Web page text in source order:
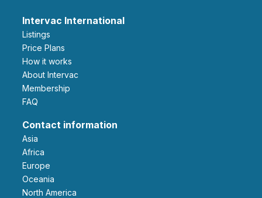
Intervac International
Listings
Price Plans
How it works
About Intervac
Membership
FAQ
Contact information
Asia
Africa
Europe
Oceania
North America